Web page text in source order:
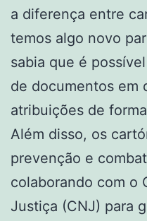
a diferença entre
temos algo novo
sabia que é
de documentos em
atribuições de
Além disso, os
prevenção e
colaborando com o
Justiça (CNJ) para